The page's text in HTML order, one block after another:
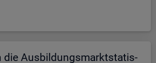
die Aus­bil­dungs­markt­sta­tis­